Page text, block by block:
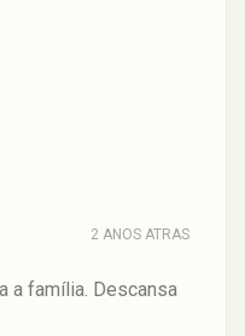
2 ANOS ATRAS
a família. Descansa